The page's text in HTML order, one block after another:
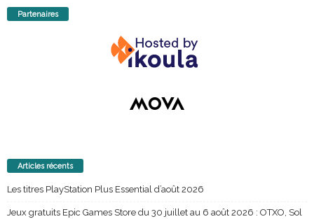
Partenaires
Articles récents
Les titres PlayStation Plus Essential d’août 2026
Jeux gratuits Epic Games Store du 30 juillet au 6 août 2026 : OTXO, Sol